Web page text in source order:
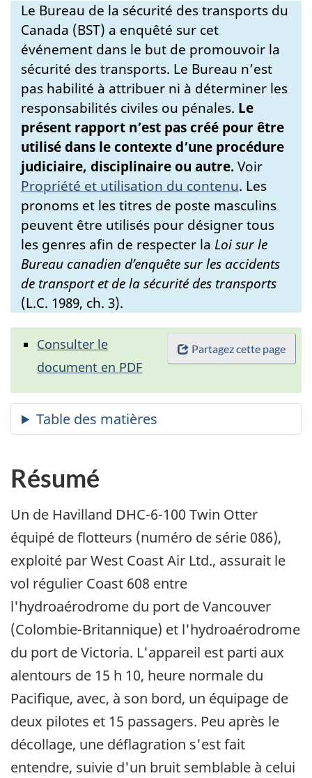
Le Bureau de la sécurité des transports du
Canada (BST) a enquêté sur cet
événement dans le but de promouvoir la
sécurité des transports. Le Bureau n’est
pas habilité à attribuer ni à déterminer les
responsabilités civiles ou pénales. Le
présent rapport n’est pas créé pour être
utilisé dans le contexte d’une procédure
judiciaire, disciplinaire ou autre.Voir
Propriété et utilisation du contenu. Les
pronoms et les titres de poste masculins
peuvent être utilisés pour désigner tous
les genres afin de respecter la Loi sur le
Bureau canadien d’enquête sur les accidents
de transport et de la sécurité des transports
(L.C. 1989, ch. 3).
Partagez cette page
Consulter le
document en PDF
Résumé
Un de Havilland DHC-6-100 Twin Otter
équipé de flotteurs (numéro de série 086),
exploité par West Coast Air Ltd., assurait le
vol régulier Coast 608 entre
l'hydroaérodrome du port de Vancouver
(Colombie-Britannique) et l'hydroaérodrome
du port de Victoria. L'appareil est parti aux
alentours de 15 h 10, heure normale du
Pacifique, avec, à son bord, un équipage de
deux pilotes et 15 passagers. Peu après le
décollage, une déflagration s'est fait
entendre, suivie d'un bruit semblable à celui